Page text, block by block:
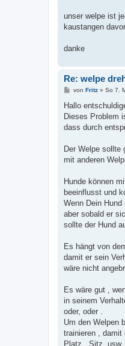
a
unser welpe ist
kaustangen
danke
Re: welpe
B
i
r
a
von Fritz» So 7.
Hallo
Dieses Problem
dass durch
Der Welpe sollte
mit anderen
Hunde können
beeinflusst und
Wenn Dein
aber sobald er
sollte der Hund
Es hängt von
damit er sein
wäre nicht
Es wäre gut ,
in seinem
oder, oder .
Um den Welpen
trainieren , damit
Platz , Sitz ,usw .